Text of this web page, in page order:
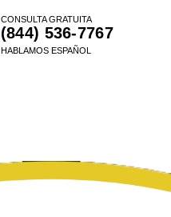
CONSULTA GRATUITA
(844) 536-7767
HABLAMOS ESPAÑOL